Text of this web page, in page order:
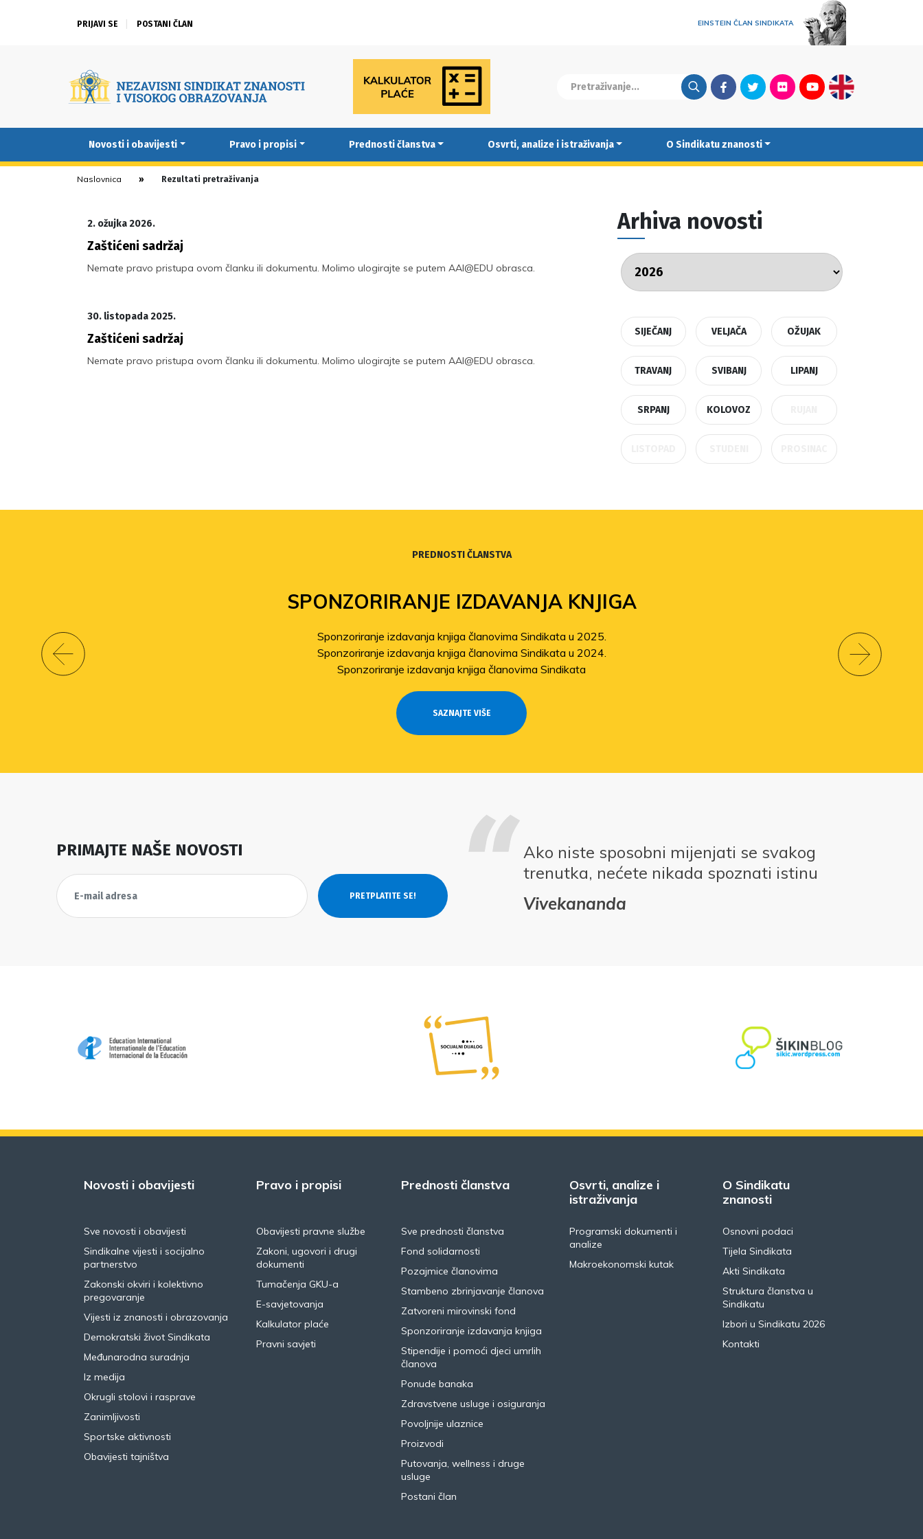
PRIJAVI SE POSTANI ČLAN EINSTEIN ČLAN SINDIKATA
FacebookTwitterFlickrYoutubeEnglish
Novosti i obavijesti Pravo i propisi Prednosti članstva Osvrti, analize i istraživanja O Sindikatu znanosti
Naslovnica Rezultati pretraživanja
2. ožujka 2026.
Zaštićeni sadržaj
Nemate pravo pristupa ovom članku ili dokumentu. Molimo ulogirajte se putem AAI@EDU obrasca.
30. listopada 2025.
Zaštićeni sadržaj
Nemate pravo pristupa ovom članku ili dokumentu. Molimo ulogirajte se putem AAI@EDU obrasca.
Arhiva novosti
SIJEČANJ VELJAČA OŽUJAK
TRAVANJ SVIBANJ LIPANJ
SRPANJ KOLOVOZ
PREDNOSTI ČLANSTVA
SPONZORIRANJE IZDAVANJA KNJIGA
Sponzoriranje izdavanja knjiga članovima Sindikata u 2025.
Sponzoriranje izdavanja knjiga članovima Sindikata u 2024.
Sponzoriranje izdavanja knjiga članovima Sindikata
SAZNAJTE VIŠE
PRIMAJTE NAŠE NOVOSTI
Ako niste sposobni mijenjati se svakog
trenutka, nećete nikada spoznati istinu
Vivekananda
Novosti i obavijesti
Sve novosti i obavijesti
Sindikalne vijesti i socijalno
partnerstvo
Zakonski okviri i kolektivno
pregovaranje
Vijesti iz znanosti i obrazovanja
Demokratski život Sindikata
Međunarodna suradnja
Iz medija
Okrugli stolovi i rasprave
Zanimljivosti
Sportske aktivnosti
Obavijesti tajništva
Pravo i propisi
Obavijesti pravne službe
Zakoni, ugovori i drugi
dokumenti
Tumačenja GKU-a
E-savjetovanja
Kalkulator plaće
Pravni savjeti
Prednosti članstva
Sve prednosti članstva
Fond solidarnosti
Pozajmice članovima
Stambeno zbrinjavanje članova
Zatvoreni mirovinski fond
Sponzoriranje izdavanja knjiga
Stipendije i pomoći djeci umrlih
članova
Ponude banaka
Zdravstvene usluge i osiguranja
Povoljnije ulaznice
Proizvodi
Putovanja, wellness i druge
usluge
Postani član
Osvrti, analize i
istraživanja
Programski dokumenti i
analize
Makroekonomski kutak
O Sindikatu
znanosti
Osnovni podaci
Tijela Sindikata
Akti Sindikata
Struktura članstva u
Sindikatu
Izbori u Sindikatu 2026
Kontakti